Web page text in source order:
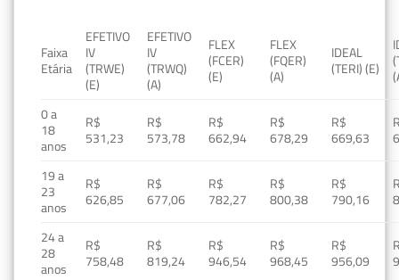
Faixa
Etária
EFETIVO
IV
(TRWE)
(E)
EFETIVO
IV
(TRWQ)
(A)
FLEX
(FCER)
(E)
FLEX
(FQER)
(A)
IDEAL
(TERI) (E)
0 a
18
anos
R$
531,23
R$
573,78
R$
662,94
R$
678,29
R$
669,63
19 a
23
anos
R$
626,85
R$
677,06
R$
782,27
R$
800,38
R$
790,16
24 a
28
anos
R$
758,48
R$
819,24
R$
946,54
R$
968,45
R$
956,09